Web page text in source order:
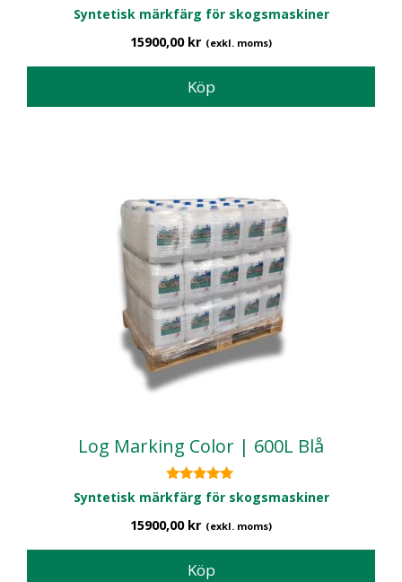
5.00
av 5
Syntetisk märkfärg för skogsmaskiner
15900,00 kr (exkl. moms)
Köp
Log Marking Color | 600L Blå
5.00
av 5
Syntetisk märkfärg för skogsmaskiner
15900,00 kr (exkl. moms)
Köp